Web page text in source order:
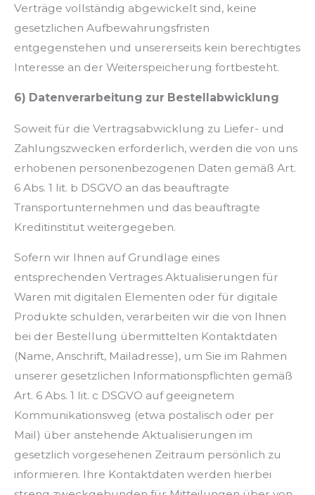
Verträge vollständig abgewickelt sind, keine
gesetzlichen Aufbewahrungsfristen
entgegenstehen und unsererseits kein berechtigtes
Interesse an der Weiterspeicherung fortbesteht.
6) Datenverarbeitung zur Bestellabwicklung
Soweit für die Vertragsabwicklung zu Liefer- und
Zahlungszwecken erforderlich, werden die von uns
erhobenen personenbezogenen Daten gemäß Art.
6 Abs. 1 lit. b DSGVO an das beauftragte
Transportunternehmen und das beauftragte
Kreditinstitut weitergegeben.
Sofern wir Ihnen auf Grundlage eines
entsprechenden Vertrages Aktualisierungen für
Waren mit digitalen Elementen oder für digitale
Produkte schulden, verarbeiten wir die von Ihnen
bei der Bestellung übermittelten Kontaktdaten
(Name, Anschrift, Mailadresse), um Sie im Rahmen
unserer gesetzlichen Informationspflichten gemäß
Art. 6 Abs. 1 lit. c DSGVO auf geeignetem
Kommunikationsweg (etwa postalisch oder per
Mail) über anstehende Aktualisierungen im
gesetzlich vorgesehenen Zeitraum persönlich zu
informieren. Ihre Kontaktdaten werden hierbei